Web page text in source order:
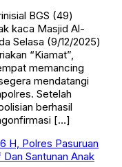
BGS (49)
kaca Masjid Al-
Selasa (9/12/2025)
“Kiamat”,
memancing
mendatangi
Setelah
berhasil
[…]